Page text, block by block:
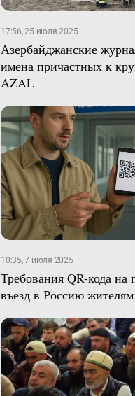
17:56, 25 июля 2025
Азербайджанские
имена причастных к
AZAL
10:35, 7 июля 2025
Требования QR-кода на
въезд в Россию